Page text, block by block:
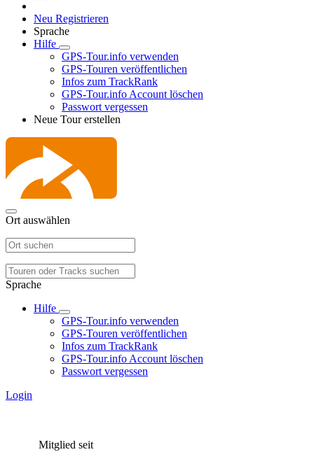
Neu Registrieren
Sprache
Hilfe
GPS-Tour.info verwenden
GPS-Touren veröffentlichen
Infos zum TrackRank
GPS-Tour.info Account löschen
Passwort vergessen
Neue Tour erstellen
Ort auswählen
Sprache
Hilfe
GPS-Tour.info verwenden
GPS-Touren veröffentlichen
Infos zum TrackRank
GPS-Tour.info Account löschen
Passwort vergessen
Login
Mitglied seit